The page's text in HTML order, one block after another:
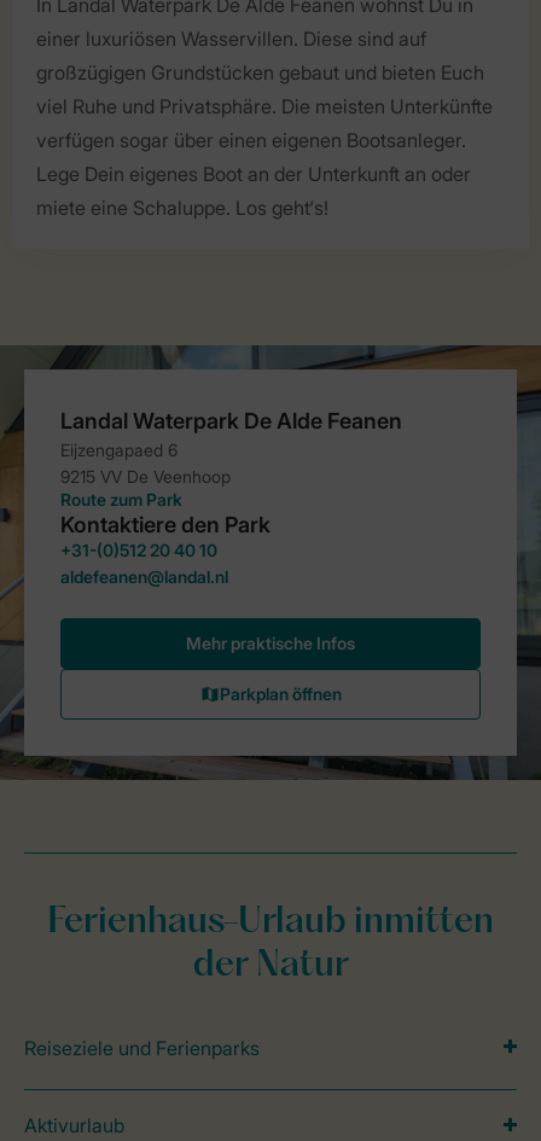
einer luxuriösen Wasservillen. Diese sind auf
großzügigen Grundstücken gebaut und bieten Euch
viel Ruhe und Privatsphäre. Die meisten Unterkünfte
verfügen sogar über einen eigenen Bootsanleger.
Lege Dein eigenes Boot an der Unterkunft an oder
miete eine Schaluppe. Los geht‘s!
Ferienhaus-Urlaub inmitten
der Natur
Reiseziele und Ferienparks
Aktivurlaub